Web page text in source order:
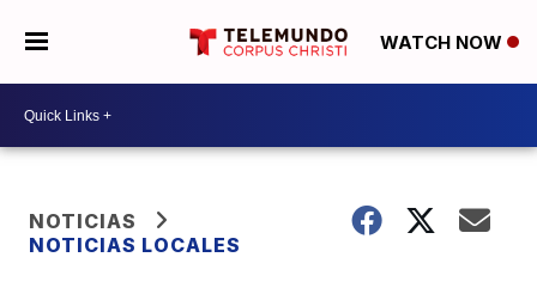
WATCH NOW
NOTICIAS
NOTICIAS LOCALES